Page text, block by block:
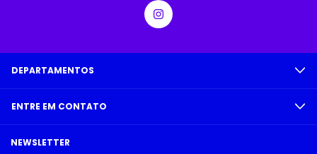
DEPARTAMENTOS
ENTRE EM CONTATO
NEWSLETTER